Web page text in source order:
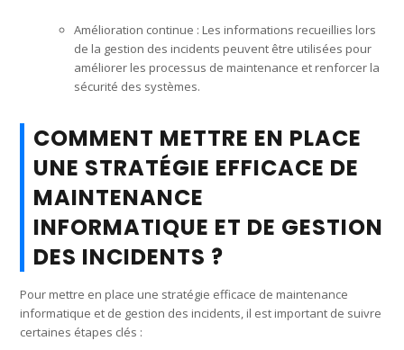
Amélioration continue : Les informations recueillies lors
de la gestion des incidents peuvent être utilisées pour
améliorer les processus de maintenance et renforcer la
sécurité des systèmes.
COMMENT METTRE EN PLACE
UNE STRATÉGIE EFFICACE DE
MAINTENANCE
INFORMATIQUE ET DE GESTION
DES INCIDENTS ?
Pour mettre en place une stratégie efficace de maintenance
informatique et de gestion des incidents, il est important de suivre
certaines étapes clés :